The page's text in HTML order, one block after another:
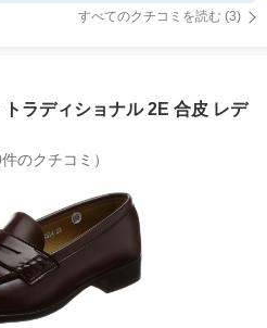
すべてのクチコミを読む (3)
ラディショナル 2E 合皮 レデ
件のクチコミ）